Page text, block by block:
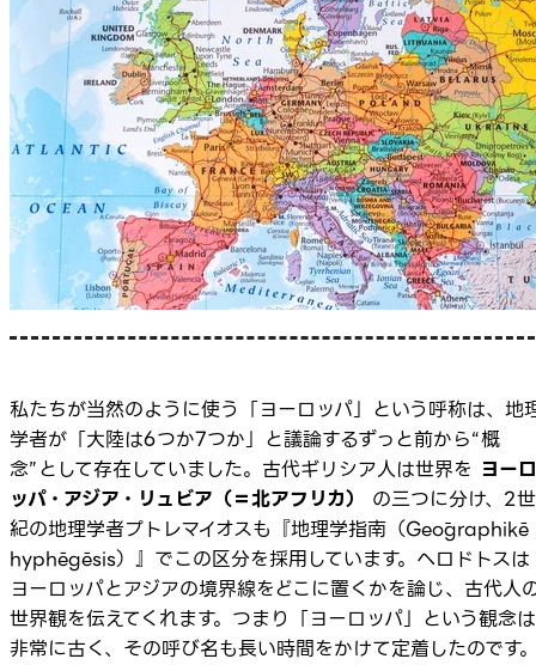
私たちが当然のように使う「ヨーロッパ」という呼称は、地
学者が「大陸は6つか7つか」と議論するずっと前から“概
念”として存在していました。古代ギリシア人は世界を ヨーロ
ッパ・アジア・リュビア（＝北アフリカ）
の三つに分け、2世
紀の地理学者プトレマイオスも『地理学指南（Geōgraphikē
hyphēgēsis）』でこの区分を採用しています。ヘロドトスは
ヨーロッパとアジアの境界線をどこに置くかを論じ、古代人
世界観を伝えてくれます。つまり「ヨーロッパ」という観念は
非常に古く、その呼び名も長い時間をかけて定着したのです